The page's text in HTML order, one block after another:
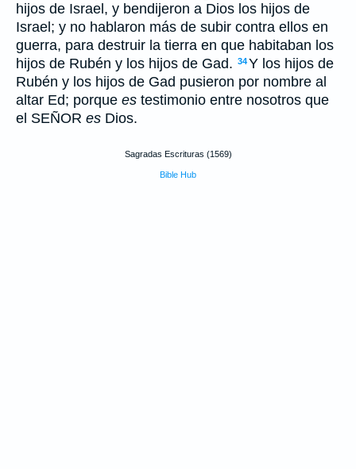
hijos de Israel, y bendijeron a Dios los hijos de
Israel; y no hablaron más de subir contra ellos en
guerra, para destruir la tierra en que habitaban los
hijos de Rubén y los hijos de Gad. 34Y los hijos de
Rubén y los hijos de Gad pusieron por nombre al
altar Ed; porque es testimonio entre nosotros que
el SEÑOR es Dios.
Sagradas Escrituras (1569)
Bible Hub